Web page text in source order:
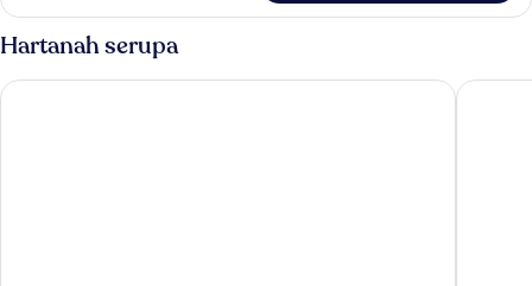
Hartanah serupa
Moxy Miami South Beach